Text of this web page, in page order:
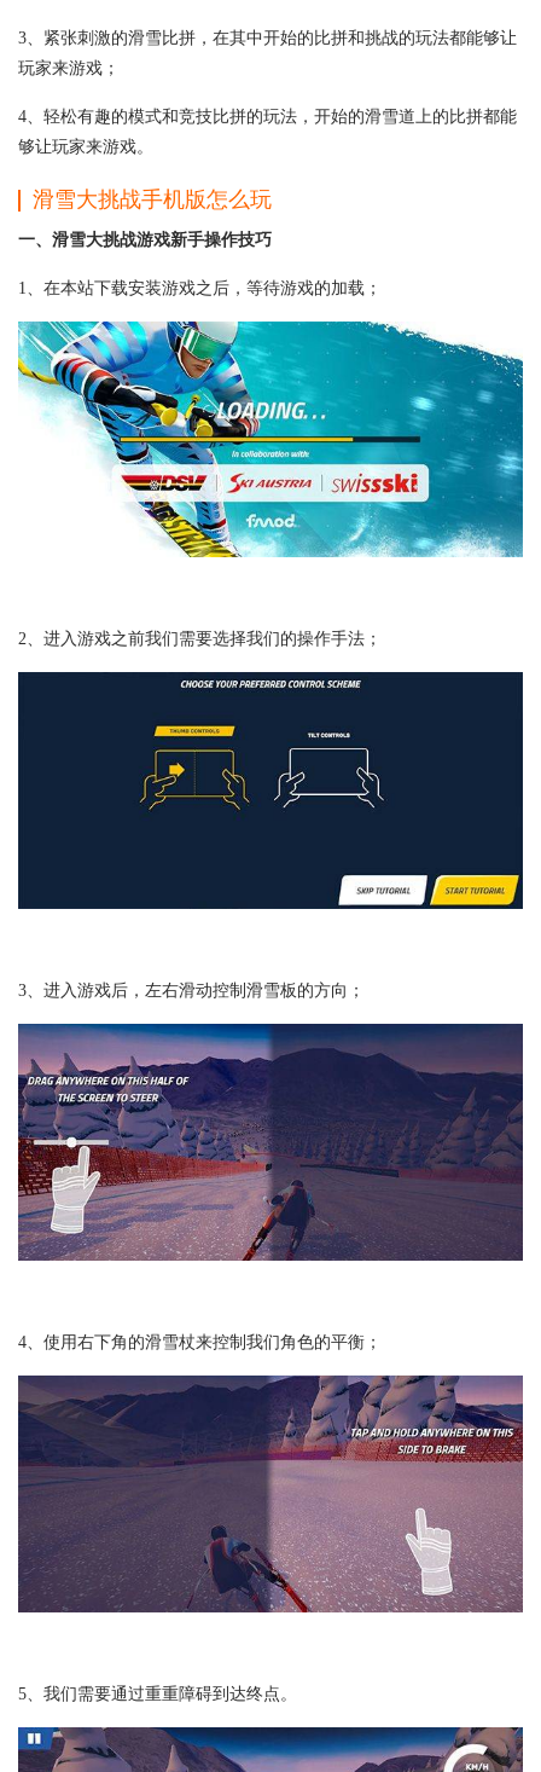
3、紧张刺激的滑雪比拼，在其中开始的比拼和挑战的玩法都能够让
玩家来游戏；
4、轻松有趣的模式和竞技比拼的玩法，开始的滑雪道上的比拼都能
够让玩家来游戏。
滑雪大挑战手机版怎么玩
一、滑雪大挑战游戏新手操作技巧
1、在本站下载安装游戏之后，等待游戏的加载；
2、进入游戏之前我们需要选择我们的操作手法；
3、进入游戏后，左右滑动控制滑雪板的方向；
4、使用右下角的滑雪杖来控制我们角色的平衡；
5、我们需要通过重重障碍到达终点。